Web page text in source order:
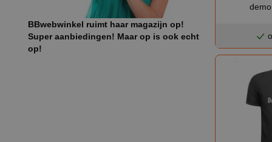
BBwebwinkel ruimt haar magazijn op!
Super aanbiedingen! Maar op is ook echt
op!